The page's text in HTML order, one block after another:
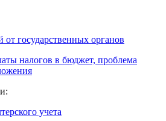
государственных органов
налогов в бюджет, проблема
учета